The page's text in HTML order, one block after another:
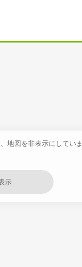
地図を非表示にしていま
示